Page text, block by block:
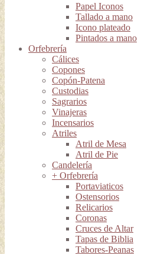
Papel Iconos
Tallado a mano
Icono plateado
Pintados a mano
Orfebrería
Cálices
Copones
Copón-Patena
Custodias
Sagrarios
Vinajeras
Incensarios
Atriles
Atril de Mesa
Atril de Pie
Candelería
+ Orfebrería
Portaviaticos
Ostensorios
Relicarios
Coronas
Cruces de Altar
Tapas de Biblia
Tabores-Peanas